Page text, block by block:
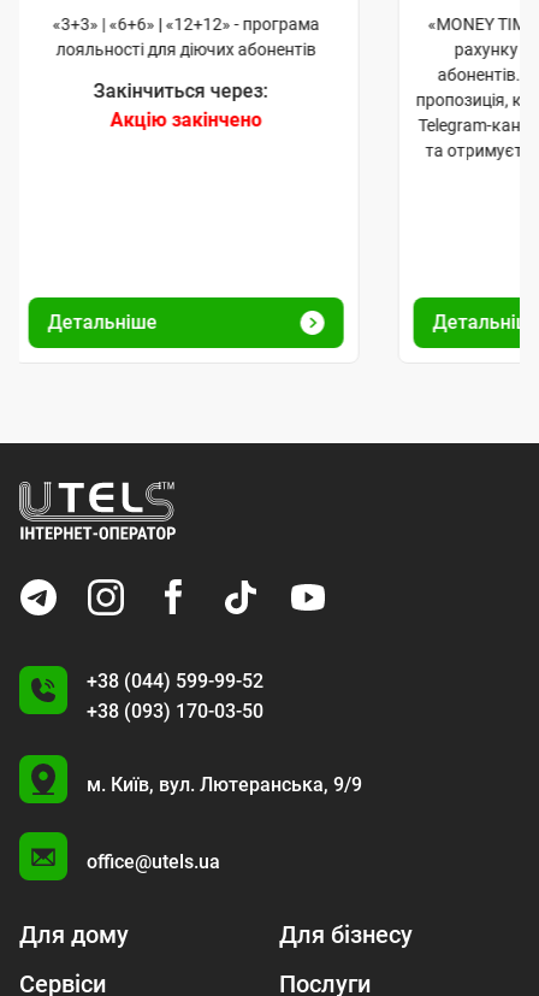
«3+3» | «6+6» | «12+12» - програма
лояльності для діючих абонентів
Закінчиться через:
Акцію закінчено
Детальніше
«MONEY
рахунку
абонентів.
пропозиція,
Telegram-
та
+38 (044) 599-99-52
+38 (093) 170-03-50
U
м. Київ, вул. Лютеранська, 9/9
office@utels.ua
Для дому
Для бізнесу
Сервіси
Послуги